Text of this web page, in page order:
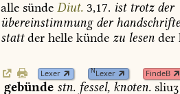
alle sünde Diut. 3,17. isttrotzder
übereinstimmungder
stattder helle künde zu lesen der
Lexer NLexer FindeB
gebünde stn. fessel, knoten. sliuʒ